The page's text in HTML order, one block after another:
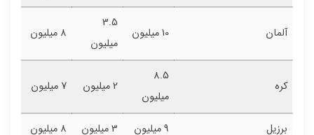
آلمان 10 میلیون
3.5
میلیون
8 میلیون
کره
8.5
میلیون
2 میلیون 7 میلیون
برزیل 9 میلیون 3 میلیون 8 میلیون